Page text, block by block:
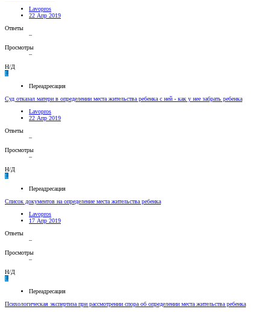
Lavopros
22 Апр 2019
Ответы
–
Просмотры
–
Н/Д
L
Переадресация
Суд отказал матери в определении места жительства ребенка с ней - как у нее забрать ребенка
Lavopros
22 Апр 2019
Ответы
–
Просмотры
–
Н/Д
L
Переадресация
Список документов на определение места жительства ребенка
Lavopros
17 Апр 2019
Ответы
–
Просмотры
–
Н/Д
L
Переадресация
Психологическая экспертиза при рассмотрении спора об определении места жительства ребенка